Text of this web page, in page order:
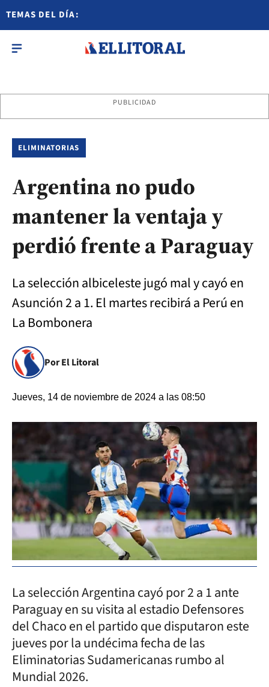
TEMAS DEL DÍA:
PUBLICIDAD
ELIMINATORIAS
Argentina no pudo
mantener la ventaja y
perdió frente a Paraguay
La selección albiceleste jugó mal y cayó en
Asunción 2 a 1. El martes recibirá a Perú en
La Bombonera
Por El Litoral
Jueves, 14 de noviembre de 2024 a las 08:50
La selección Argentina cayó por 2 a 1 ante
Paraguay en su visita al estadio Defensores
del Chaco en el partido que disputaron este
jueves por la undécima fecha de las
Eliminatorias Sudamericanas rumbo al
Mundial 2026.